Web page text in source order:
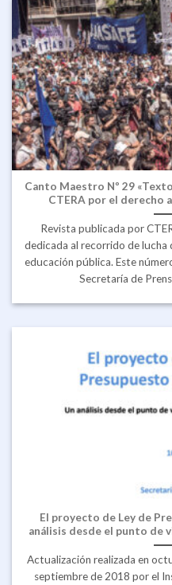
Canto Maestro Nº 29
CTERA por el derecho
Revista publicada por
dedicada al recorrido de lucha
educación pública. Este
Secretaría de
El proyecto de Ley de
análisis desde el punto de
Actualización realizada en
septiembre de 2018 por el